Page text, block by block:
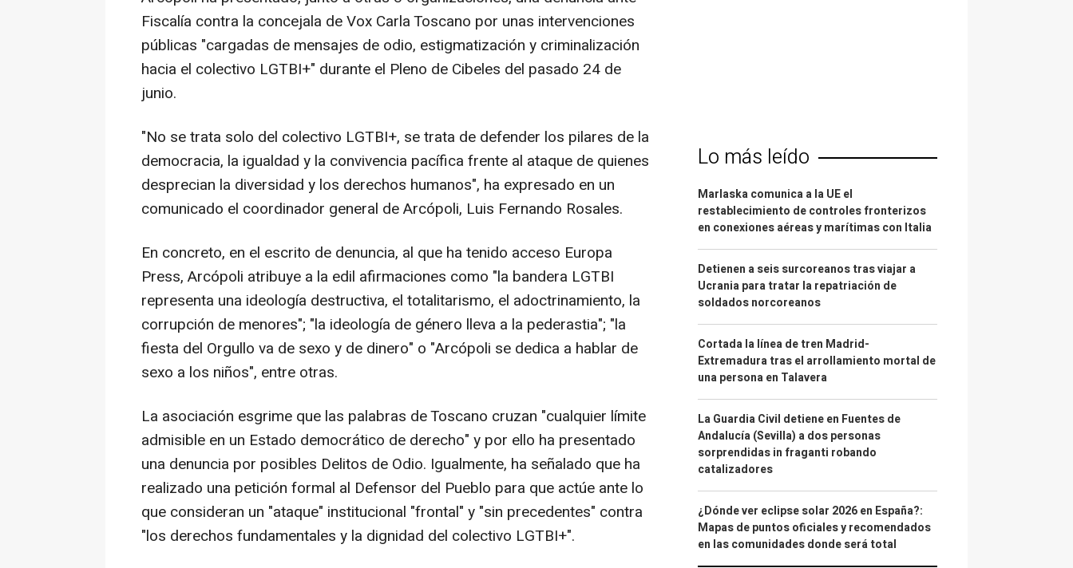
Fiscalía contra la concejala de Vox Carla Toscano por unas intervenciones
públicas "cargadas de mensajes de odio, estigmatización y criminalización
hacia el colectivo LGTBI+" durante el Pleno de Cibeles del pasado 24 de
junio.
"No se trata solo del colectivo LGTBI+, se trata de defender los pilares de la
democracia, la igualdad y la convivencia pacífica frente al ataque de quienes
desprecian la diversidad y los derechos humanos", ha expresado en un
comunicado el coordinador general de Arcópoli, Luis Fernando Rosales.
En concreto, en el escrito de denuncia, al que ha tenido acceso Europa
Press, Arcópoli atribuye a la edil afirmaciones como "la bandera LGTBI
representa una ideología destructiva, el totalitarismo, el adoctrinamiento, la
corrupción de menores"; "la ideología de género lleva a la pederastia"; "la
fiesta del Orgullo va de sexo y de dinero" o "Arcópoli se dedica a hablar de
sexo a los niños", entre otras.
La asociación esgrime que las palabras de Toscano cruzan "cualquier límite
admisible en un Estado democrático de derecho" y por ello ha presentado
una denuncia por posibles Delitos de Odio. Igualmente, ha señalado que ha
realizado una petición formal al Defensor del Pueblo para que actúe ante lo
que consideran un "ataque" institucional "frontal" y "sin precedentes" contra
"los derechos fundamentales y la dignidad del colectivo LGTBI+".
Lo más leído
Marlaska comunica a la UE el
restablecimiento de controles fronterizos
en conexiones aéreas y marítimas con Italia
Detienen a seis surcoreanos tras viajar a
Ucrania para tratar la repatriación de
soldados norcoreanos
Cortada la línea de tren Madrid-
Extremadura tras el arrollamiento mortal de
una persona en Talavera
La Guardia Civil detiene en Fuentes de
Andalucía (Sevilla) a dos personas
sorprendidas in fraganti robando
catalizadores
¿Dónde ver eclipse solar 2026 en España?:
Mapas de puntos oficiales y recomendados
en las comunidades donde será total